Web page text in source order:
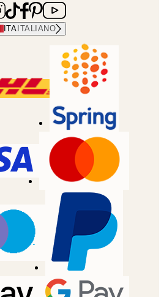
ITA ITALIANO